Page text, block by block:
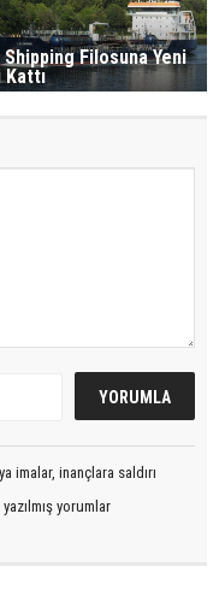
Shipping Filosuna Yeni
Kattı
imalar, inançlara saldırı
yorumlar